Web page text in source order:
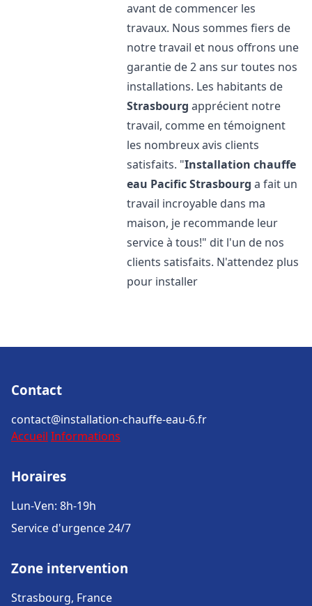
avant de commencer les
travaux. Nous sommes fiers de
notre travail et nous offrons une
garantie de 2 ans sur toutes nos
installations. Les habitants de
Strasbourg apprécient notre
travail, comme en témoignent
les nombreux avis clients
satisfaits. "Installation chauffe
eau PacificStrasbourg a fait un
travail incroyable dans ma
maison, je recommande leur
service à tous!" dit l'un de nos
clients satisfaits. N'attendez plus
pour installer
Contact
contact@installation-chauffe-eau-6.fr
Accueil Informations
Horaires
Lun-Ven: 8h-19h
Service d'urgence 24/7
Zone intervention
Strasbourg, France